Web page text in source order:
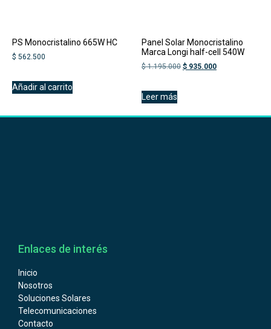
PS Monocristalino 665W HC
$ 562.500
Añadir al carrito
Panel Solar Monocristalino
Marca Longi half-cell 540W
$1.195.000 $ 935.000
Leer más
Enlaces de interés
Inicio
Nosotros
Soluciones Solares
Telecomunicaciones
Contacto